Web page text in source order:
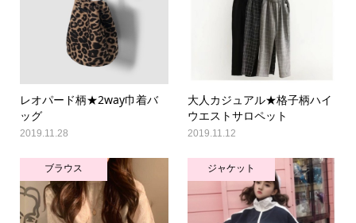
レオパード柄★2way巾着バ
ッグ
2019.11.28
大人カジュアル★格子柄ハイ
ウエストサロペット
2019.11.12
ブラウス ジャケット